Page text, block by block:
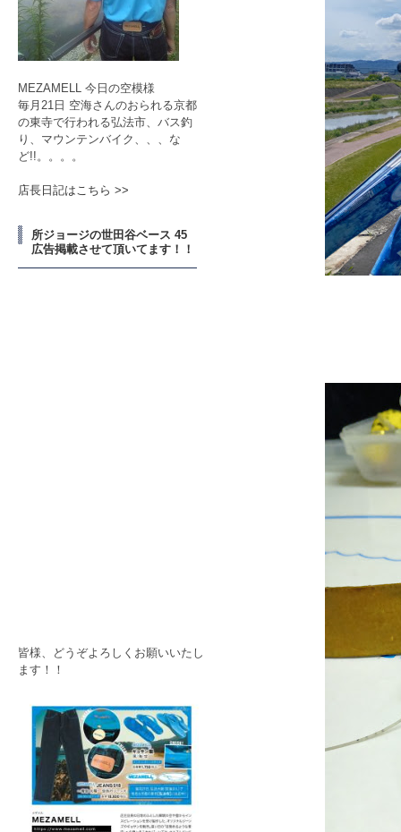
MEZAMELL 今日の空模様
毎月21日 空海さんのおられる京都
の東寺で行われる弘法市、バス釣
り、マウンテンバイク、、、な
ど!!。。。。
店長日記はこちら >>
所ジョージの世田谷ベース 45
広告掲載させて頂いてます！！
皆様、どうぞよろしくお願いいたし
ます！！